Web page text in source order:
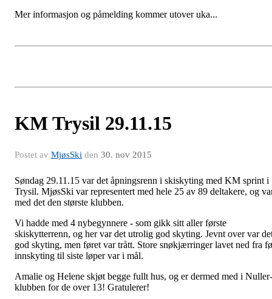
Mer informasjon og påmelding kommer utover uka...
KM Trysil 29.11.15
Postet av MjøsSki den 30. nov 2015
Søndag 29.11.15 var det åpningsrenn i skiskyting med KM sprint i
Trysil. MjøsSki var representert med hele 25 av 89 deltakere, og
med det den største klubben.
Vi hadde med 4 nybegynnere - som gikk sitt aller første
skiskytterrenn, og her var det utrolig god skyting. Jevnt over var
god skyting, men føret var trått. Store snøkjærringer lavet ned fra
innskyting til siste løper var i mål.
Amalie og Helene skjøt begge fullt hus, og er dermed med i Nuller-
klubben for de over 13! Gratulerer!